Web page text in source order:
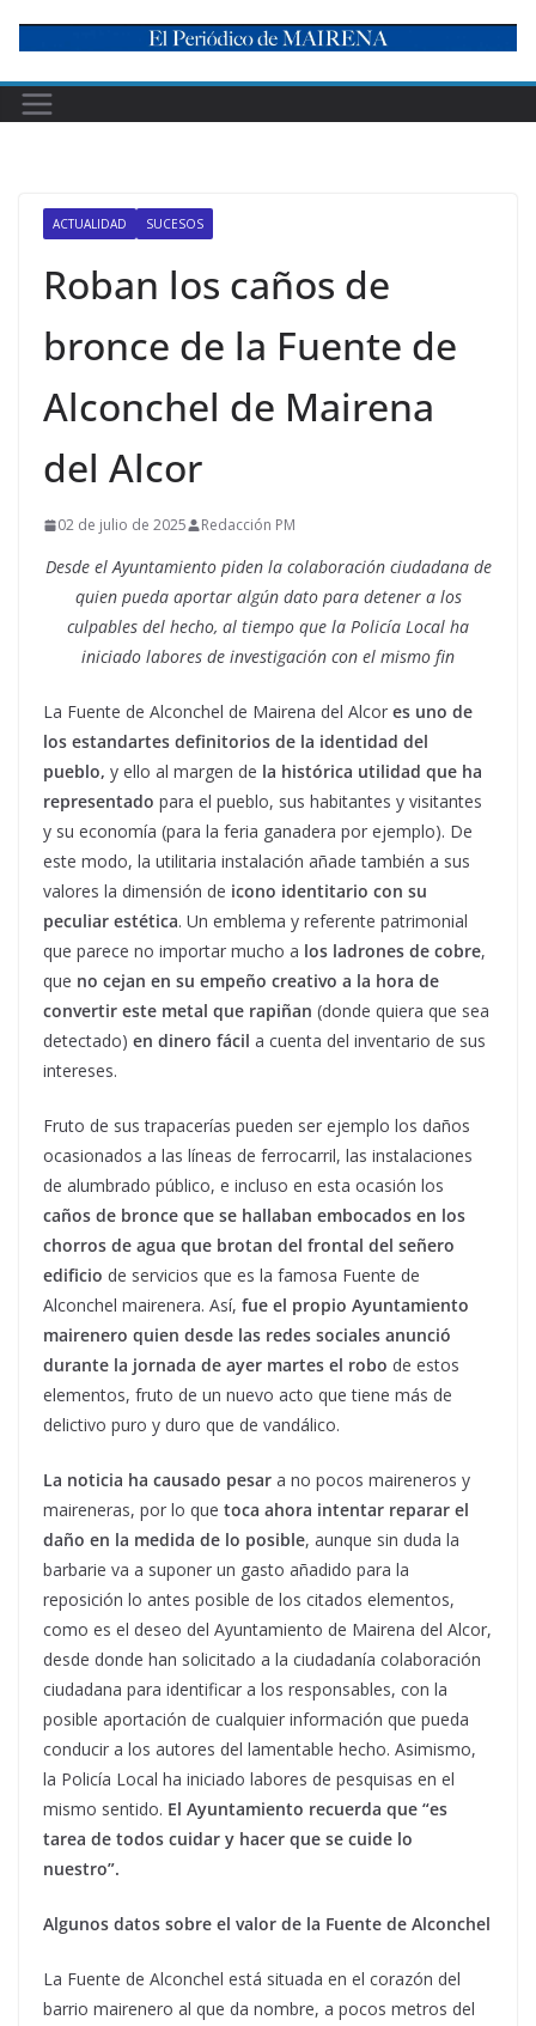
content
ACTUALIDAD SUCESOS
Roban los caños de
bronce de la Fuente de
Alconchel de Mairena
del Alcor
02 de julio de 2025 Redacción PM
Desde el Ayuntamiento piden la colaboración ciudadana de
quien pueda aportar algún dato para detener a los
culpables del hecho, al tiempo que la Policía Local ha
iniciado labores de investigación con el mismo fin
La Fuente de Alconchel de Mairena del Alcor es uno de
los estandartes definitorios de la identidad del
pueblo, y ello al margen de la histórica utilidad que ha
representado para el pueblo, sus habitantes y visitantes
y su economía (para la feria ganadera por ejemplo). De
este modo, la utilitaria instalación añade también a sus
valores la dimensión de icono identitario con su
peculiar estética. Un emblema y referente patrimonial
que parece no importar mucho a los ladrones de cobre,
que no cejan en su empeño creativo a la hora de
convertir este metal que rapiñan (donde quiera que sea
detectado) en dinero fácil a cuenta del inventario de sus
intereses.
Fruto de sus trapacerías pueden ser ejemplo los daños
ocasionados a las líneas de ferrocarril, las instalaciones
de alumbrado público, e incluso en esta ocasión los
caños de bronce que se hallaban embocados en los
chorros de agua que brotan del frontal del señero
edificio de servicios que es la famosa Fuente de
Alconchel mairenera. Así, fue el propio Ayuntamiento
mairenero quien desde las redes sociales anunció
durante la jornada de ayer martes el robo de estos
elementos, fruto de un nuevo acto que tiene más de
delictivo puro y duro que de vandálico.
La noticia ha causado pesar a no pocos maireneros y
maireneras, por lo que toca ahora intentar reparar el
daño en la medida de lo posible, aunque sin duda la
barbarie va a suponer un gasto añadido para la
reposición lo antes posible de los citados elementos,
como es el deseo del Ayuntamiento de Mairena del Alcor,
desde donde han solicitado a la ciudadanía colaboración
ciudadana para identificar a los responsables, con la
posible aportación de cualquier información que pueda
conducir a los autores del lamentable hecho. Asimismo,
la Policía Local ha iniciado labores de pesquisas en el
mismo sentido. El Ayuntamiento recuerda que “es
tarea de todos cuidar y hacer que se cuide lo
nuestro”.
Algunos datos sobre el valor de la Fuente de Alconchel
La Fuente de Alconchel está situada en el corazón del
barrio mairenero al que da nombre, a pocos metros del